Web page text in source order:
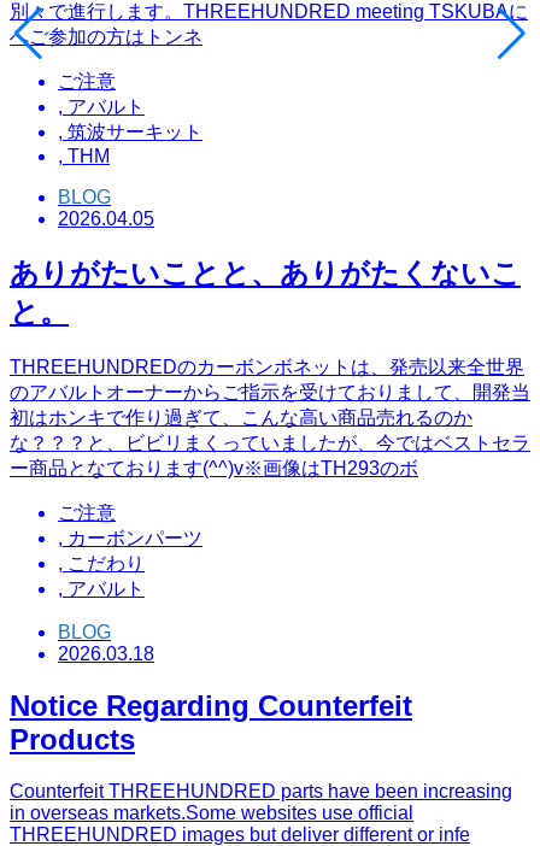
別々で進行します。THREEHUNDRED meeting TSKUBAに
へご参加の方はトンネ
ご注意
, アバルト
, 筑波サーキット
, THM
BLOG
2026.04.05
ありがたいことと、ありがたくないこ
と。
THREEHUNDREDのカーボンボネットは、発売以来全世界
のアバルトオーナーからご指示を受けておりまして、開発当
初はホンキで作り過ぎて、こんな高い商品売れるのか
な？？？と、ビビリまくっていましたが、今ではベストセラ
ー商品となております(^^)v※画像はTH293のボ
ご注意
, カーボンパーツ
, こだわり
, アバルト
BLOG
2026.03.18
Notice Regarding Counterfeit
Products
Counterfeit THREEHUNDRED parts have been increasing
in overseas markets.Some websites use official
THREEHUNDRED images but deliver different or infe